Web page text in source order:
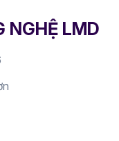
NGHỆ LMD